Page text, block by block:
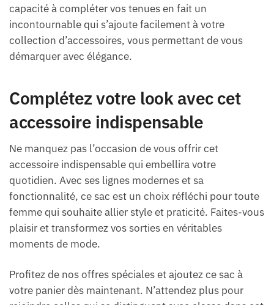
capacité à compléter vos tenues en fait un
incontournable qui s’ajoute facilement à votre
collection d’accessoires, vous permettant de vous
démarquer avec élégance.
Complétez votre look avec cet
accessoire indispensable
Ne manquez pas l’occasion de vous offrir cet
accessoire indispensable qui embellira votre
quotidien. Avec ses lignes modernes et sa
fonctionnalité, ce sac est un choix réfléchi pour toute
femme qui souhaite allier style et praticité. Faites-vous
plaisir et transformez vos sorties en véritables
moments de mode.
Profitez de nos offres spéciales et ajoutez ce sac à
votre panier dès maintenant. N’attendez plus pour